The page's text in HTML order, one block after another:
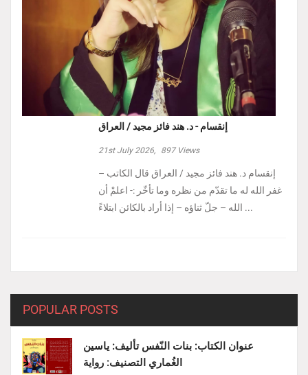
إنقسام - د. هند فائز مجيد / العراق
21st July 2026, 897Views
إنقسام د. هند فائز مجيد / العراق ‏قال الكاتب –
غفر الله له ما تقدّم من نظره وما تأخّر :- ‏اعلمْ أن
الله – جلّ ثناؤه – إذا أراد بالكائن ابتلاءً ...
POPULAR POSTS
عنوان الكتاب: بنات النّفس تأليف: ياسين
الغُماري التصنيف: رواية